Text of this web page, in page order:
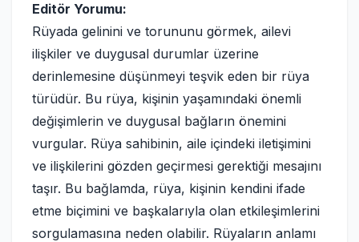
Editör Yorumu:
Rüyada gelinini ve torununu görmek, ailevi
ilişkiler ve duygusal durumlar üzerine
derinlemesine düşünmeyi teşvik eden bir rüya
türüdür. Bu rüya, kişinin yaşamındaki önemli
değişimlerin ve duygusal bağların önemini
vurgular. Rüya sahibinin, aile içindeki iletişimini
ve ilişkilerini gözden geçirmesi gerektiği mesajını
taşır. Bu bağlamda, rüya, kişinin kendini ifade
etme biçimini ve başkalarıyla olan etkileşimlerini
sorgulamasına neden olabilir. Rüyaların anlamı